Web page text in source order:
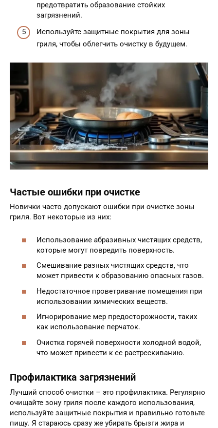
предотвратить образование стойких
загрязнений.
Используйте защитные покрытия для зоны
гриля, чтобы облегчить очистку в будущем.
Частые ошибки при очистке
Новички часто допускают ошибки при очистке зоны
гриля. Вот некоторые из них:
Использование абразивных чистящих средств,
которые могут повредить поверхность.
Смешивание разных чистящих средств, что
может привести к образованию опасных газов.
Недостаточное проветривание помещения при
использовании химических веществ.
Игнорирование мер предосторожности, таких
как использование перчаток.
Очистка горячей поверхности холодной водой,
что может привести к ее растрескиванию.
Профилактика загрязнений
Лучший способ очистки – это профилактика. Регулярно
очищайте зону гриля после каждого использования,
используйте защитные покрытия и правильно готовьте
пищу. Я стараюсь сразу же убирать брызги жира и